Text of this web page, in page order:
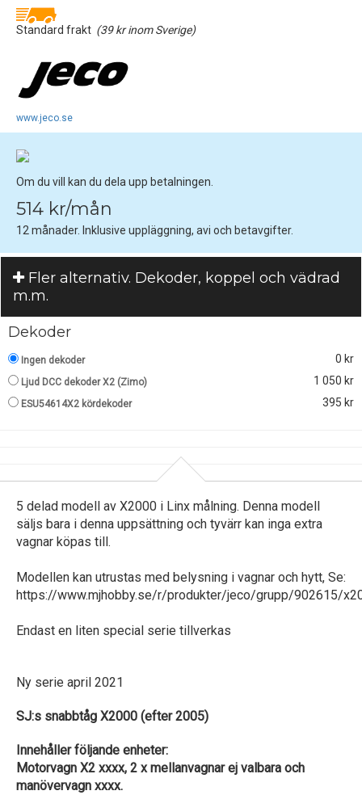
Standard frakt (39 kr inom Sverige)
www.jeco.se
Om du vill kan du dela upp betalningen.
514 kr/mån
12 månader. Inklusive uppläggning, avi och betavgifter.
Fler alternativ. Dekoder, koppel och vädrad
m.m.
Dekoder
Ingen dekoder 0 kr
Ljud DCC dekoder X2 (Zimo) 1 050 kr
ESU54614X2 kördekoder 395 kr
5 delad modell av X2000 i Linx målning. Denna modell
säljs bara i denna uppsättning och tyvärr kan inga extra
vagnar köpas till.
Modellen kan utrustas med belysning i vagnar och hytt, Se:
https://www.mjhobby.se/r/produkter/jeco/grupp/902615/
Endast en liten special serie tillverkas
Ny serie april 2021
SJ:s snabbtåg X2000 (efter 2005)
Innehåller följande enheter:
Motorvagn X2 xxxx, 2 x mellanvagnar ej valbara och
manövervagn xxxx.